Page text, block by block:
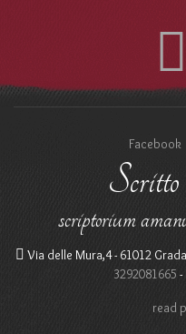
Facebook
scriptorium
Via delle Mura,4 - 61012
3292081665 -
read